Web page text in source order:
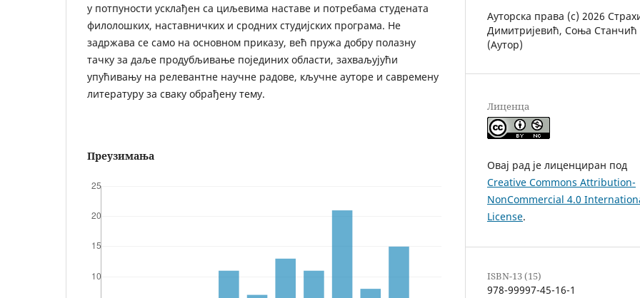
у потпуности усклађен са циљевима наставе и потребама студената
филолошких, наставничких и сродних студијских програма. Не
задржава се само на основном приказу, већ пружа добру полазну
тачку за даље продубљивање појединих области, захваљујући
упућивању на релевантне научне радове, кључне ауторе и савремену
литературу за сваку обрађену тему.
Преузимања
Ауторска права (c) 2026
Димитријевић, Соња Станчић
(Аутор)
Лиценца
Овај рад је лиценциран под
Creative Commons Attribution-
NonCommercial 4.0
License.
ISBN-13 (15)
978-99997-45-16-1